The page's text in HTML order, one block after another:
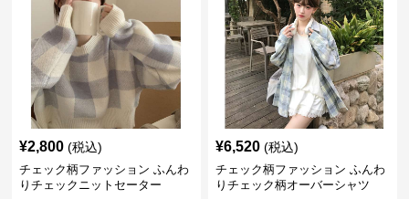
¥2,800 (税込)
チェック柄ファッション ふんわ
りチェックニットセーター
¥6,520 (税込)
チェック柄ファッション ふんわ
りチェック柄オーバーシャツ